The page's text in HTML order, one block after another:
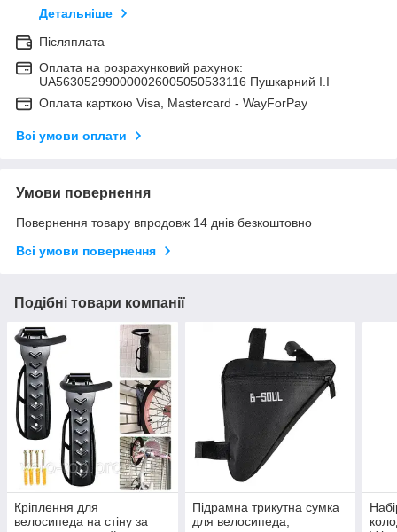
Детальніше
Післяплата
Оплата на розрахунковий рахунок:
UA563052990000026005050533116 Пушкарний І.І
Оплата карткою Visa, Mastercard - WayForPay
Всі умови оплати
Умови повернення
Повернення товару впродовж 14 днів безкоштовно
Всі умови повернення
Подібні товари компанії
Кріплення для
велосипеда на стіну за
Підрамна трикутна сумка
для велосипеда,